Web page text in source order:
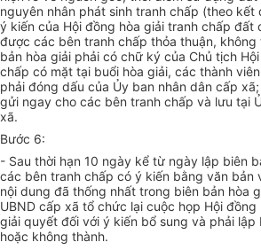
nguyên nhân phát sinh tranh chấp (theo kết
ý kiến của Hội đồng hòa giải tranh chấp đất
được các bên tranh chấp thỏa thuận, không
bản hòa giải phải có chữ ký của Chủ tịch
chấp có mặt tại buổi hòa giải, các thành
phải đóng dấu của Ủy ban nhân dân cấp
gửi ngay cho các bên tranh chấp và lưu tại
xã.
Bước 6:
- Sau thời hạn 10 ngày kể từ ngày lập biên
các bên tranh chấp có ý kiến bằng văn bản
nội dung đã thống nhất trong biên bản hòa
UBND cấp xã tổ chức lại cuộc họp Hội
giải quyết đối với ý kiến bổ sung và phải lập
hoặc không thành.